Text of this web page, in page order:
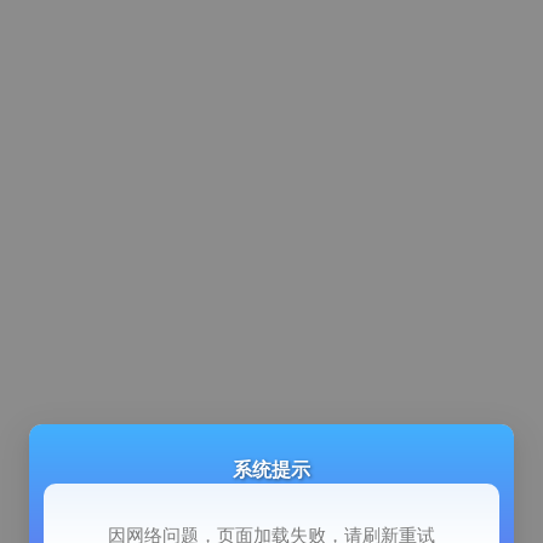
系统提示
因网络问题，页面加载失败，请刷新重试